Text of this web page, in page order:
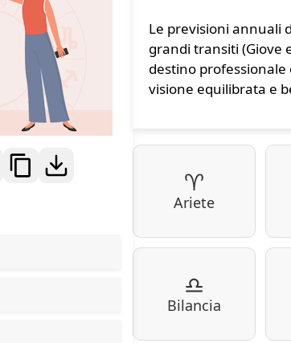
Le previsioni annuali
grandi transiti (Giove
destino
visione equilibrata e
♈
Ariete
♎
Bilancia